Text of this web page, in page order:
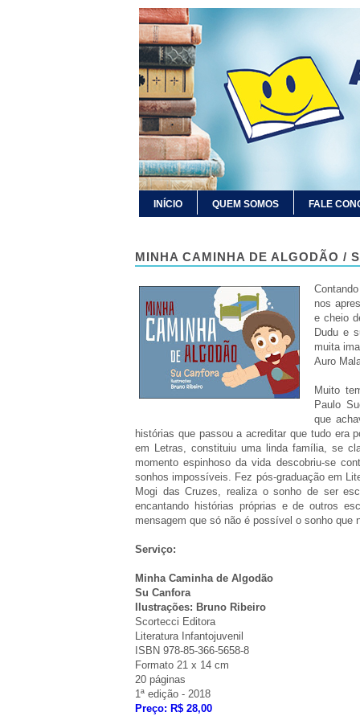
INÍCIO QUEM SOMOS FALE
MINHA CAMINHA DE ALGODÃO /
nos
e cheio
Dudu e
muita
Auro
Muito
Paulo
que
histórias que passou a acreditar que tudo era
em Letras, constituiu uma linda família, se
momento espinhoso da vida descobriu-se
sonhos impossíveis. Fez pós-graduação em
Mogi das Cruzes, realiza o sonho de ser
encantando histórias próprias e de outros
mensagem que só não é possível o sonho que
Serviço:
Minha Caminha de Algodão
Su Canfora
Ilustrações: Bruno Ribeiro
Scortecci Editora
Literatura Infantojuvenil
ISBN 978-85-366-5658-8
Formato 21 x 14 cm
20 páginas
1ª edição - 2018
Preço: R$ 28,00